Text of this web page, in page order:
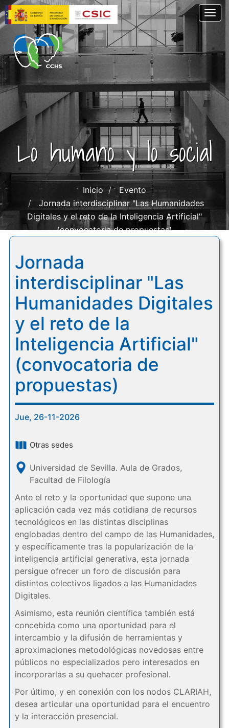
Pasar
al
contenido
principal
Lo humano y lo social
Inicio
Evento
Jornada interdisciplinar "Las Humanidades
Digitales y el reto de la Inteligencia Artificial"
(convocatoria de propuestas)
Jornada
interdisciplinar "Las
Humanidades Digitales
y el reto de la
Inteligencia Artificial"
(convocatoria de
propuestas)
Jue, 26-11-2026
Otras sedes
Universidad de Sevilla. Aula de Grados,
Facultad de Filología
Ante el reto y la oportunidad que supone una
aplicación cada vez más cotidiana de recursos
tecnológicos en las distintas disciplinas
englobadas dentro del campo de las Humanidades,
y específicamente tras la popularización de la
inteligencia artificial generativa, esta jornada
persigue ofrecer un foro de discusión para
distintos colectivos ligados a las Humanidades
Digitales.
Asimismo, esta reunión científica también está
concebida como una oportunidad para el
intercambio y la difusión de herramientas y
aproximaciones metodológicas novedosas entre
públicos no especializados pero interesados en
incorporarlas a su quehacer profesional.
Por último, y en conexión con los nodos CLARIAH,
desea articular una oportunidad para el encuentro
y la interacción presencial.